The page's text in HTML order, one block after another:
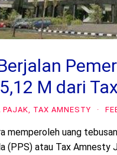
M dari
PAJAK TAX AMNESTY ·
memperoleh uang
(PPS) atau Tax